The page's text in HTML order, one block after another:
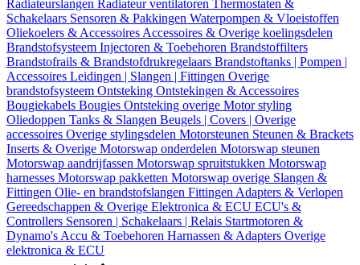
Radiateurslangen Radiateur ventilatoren Thermostaten &
Schakelaars Sensoren & Pakkingen Waterpompen & Vloeistoffen
Oliekoelers & Accessoires Accessoires & Overige koelingsdelen
Brandstofsysteem Injectoren & Toebehoren Brandstoffilters
Brandstofrails & Brandstofdrukregelaars Brandstoftanks | Pompen |
Accessoires Leidingen | Slangen | Fittingen Overige
brandstofsysteem Ontsteking Ontstekingen & Accessoires
Bougiekabels Bougies Ontsteking overige Motor styling
Oliedoppen Tanks & Slangen Beugels | Covers | Overige
accessoires Overige stylingsdelen Motorsteunen Steunen & Brackets
Inserts & Overige Motorswap onderdelen Motorswap steunen
Motorswap aandrijfassen Motorswap spruitstukken Motorswap
harnesses Motorswap pakketten Motorswap overige Slangen &
Fittingen Olie- en brandstofslangen Fittingen Adapters & Verlopen
Gereedschappen & Overige Elektronica & ECU ECU's &
Controllers Sensoren | Schakelaars | Relais Startmotoren &
Dynamo's Accu & Toebehoren Harnassen & Adapters Overige
elektronica & ECU